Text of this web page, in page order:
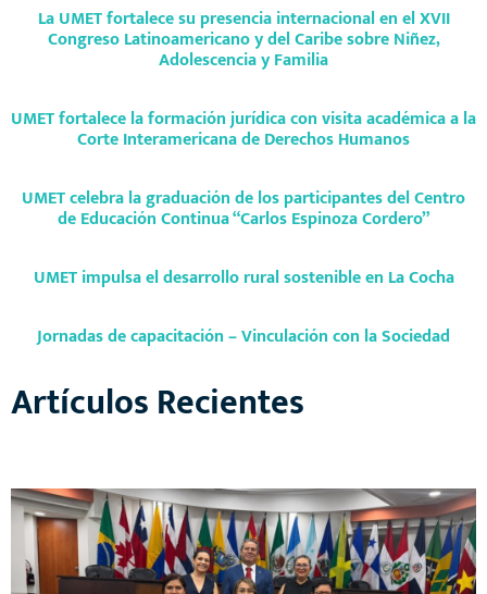
La UMET fortalece su presencia internacional en el XVII
Congreso Latinoamericano y del Caribe sobre Niñez,
Adolescencia y Familia
UMET fortalece la formación jurídica con visita académica a la
Corte Interamericana de Derechos Humanos
UMET celebra la graduación de los participantes del Centro
de Educación Continua “Carlos Espinoza Cordero”
UMET impulsa el desarrollo rural sostenible en La Cocha
Jornadas de capacitación – Vinculación con la Sociedad
Artículos Recientes